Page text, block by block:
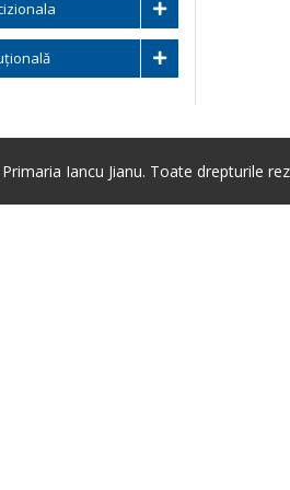
Iancu Jianu. Toate drepturile